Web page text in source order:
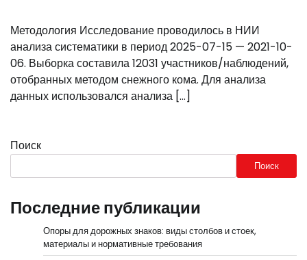
Методология Исследование проводилось в НИИ
анализа систематики в период 2025-07-15 — 2021-10-
06. Выборка составила 12031 участников/наблюдений,
отобранных методом снежного кома. Для анализа
данных использовался анализа […]
Поиск
Поиск
Последние публикации
Опоры для дорожных знаков: виды столбов и стоек,
материалы и нормативные требования